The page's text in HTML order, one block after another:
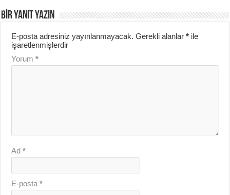
BIR YANIT YAZIN
E-posta adresiniz yayınlanmayacak. Gerekli alanlar* ile
işaretlenmişlerdir
Yorum*
Ad*
E-posta*